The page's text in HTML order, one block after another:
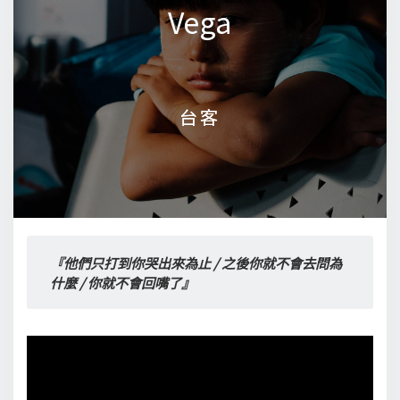
Vega
台客
Vega
台客
『他們只打到你哭出來為止 / 之後你就不會去問為
什麼 / 你就不會回嘴了』